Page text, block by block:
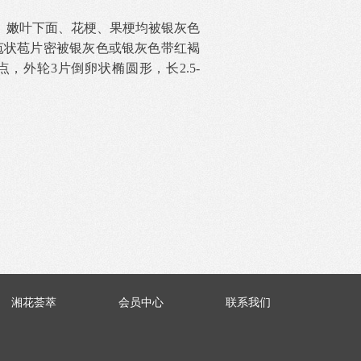
嫩叶下面、花梗、果梗均被银灰色
苞片密被银灰色或银灰色带红褐
，外轮3片倒卵状椭圆形，长2.5-
湘花荟萃 会员中心 联系我们